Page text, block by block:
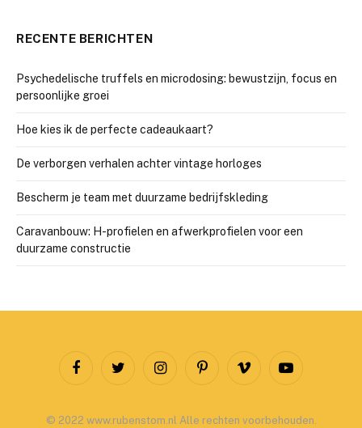
RECENTE BERICHTEN
Psychedelische truffels en microdosing: bewustzijn, focus en
persoonlijke groei
Hoe kies ik de perfecte cadeaukaart?
De verborgen verhalen achter vintage horloges
Bescherm je team met duurzame bedrijfskleding
Caravanbouw: H-profielen en afwerkprofielen voor een
duurzame constructie
FacebookTwitter InstagramPinterestVimeo YouTube
© 2022 www.rubenstom.nl Alle rechten voorbehouden.